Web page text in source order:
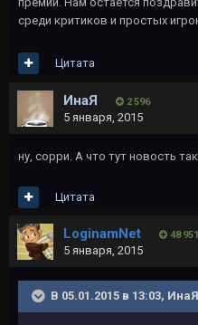
среди критиков и простых
Цитата
ИнаЯ 2 596
5 января, 2015
ну, сорри. А что тут новость
Цитата
LoginamNet 48 951
5 января, 2015
В 05.01.2015 в 13:03,